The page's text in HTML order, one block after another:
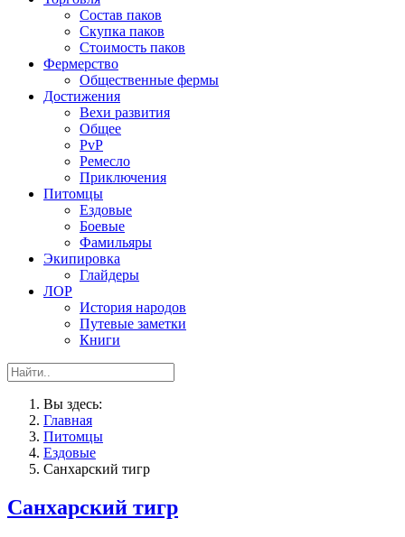
Состав паков
Скупка паков
Стоимость паков
Фермерство
Общественные фермы
Достижения
Вехи развития
Общее
PvP
Ремесло
Приключения
Питомцы
Ездовые
Боевые
Фамильяры
Экипировка
Глайдеры
ЛОР
История народов
Путевые заметки
Книги
Вы здесь:
Главная
Питомцы
Ездовые
Санхарский тигр
Санхарский тигр